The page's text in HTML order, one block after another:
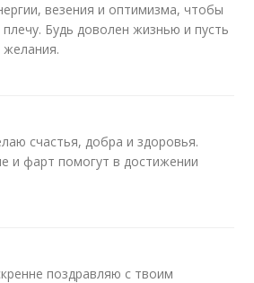
везения и оптимизма, чтобы
Будь доволен жизнью и пусть
желания.
счастья, добра и здоровья.
и фарт помогут в достижении
поздравляю с твоим